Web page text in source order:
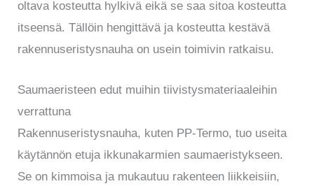
oltava kosteutta hylkivä eikä se saa sitoa kosteutta
itseensä. Tällöin hengittävä ja kosteutta kestävä
rakennuseristysnauha on usein toimivin ratkaisu.
Saumaeristeen edut muihin tiivistysmateriaaleihin
verrattuna
Rakennuseristysnauha, kuten PP-Termo, tuo useita
käytännön etuja ikkunakarmien saumaeristykseen.
Se on kimmoisa ja mukautuu rakenteen liikkeisiin,